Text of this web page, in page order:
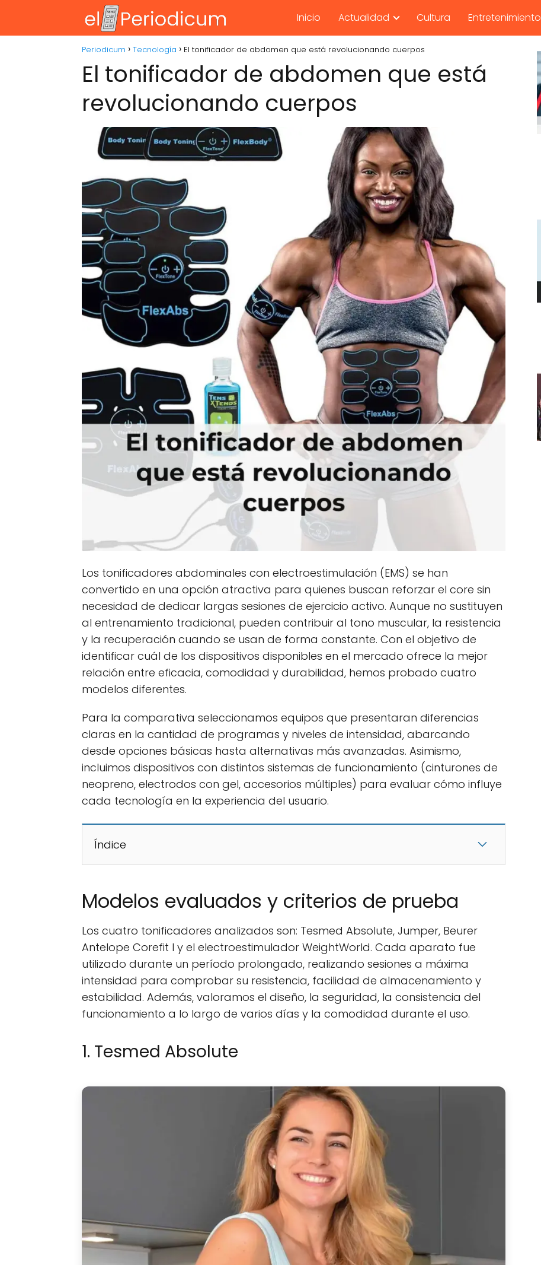
Inicio Actualidad Cultura Entretenimiento
Periodicum Tecnología El tonificador de abdomen que está revolucionando cuerpos
El tonificador de abdomen que está
revolucionando cuerpos
Los tonificadores abdominales con electroestimulación (EMS) se han
convertido en una opción atractiva para quienes buscan reforzar el core sin
necesidad de dedicar largas sesiones de ejercicio activo. Aunque no sustituyen
al entrenamiento tradicional, pueden contribuir al tono muscular, la resistencia
y la recuperación cuando se usan de forma constante. Con el objetivo de
identificar cuál de los dispositivos disponibles en el mercado ofrece la mejor
relación entre eficacia, comodidad y durabilidad, hemos probado cuatro
modelos diferentes.
Para la comparativa seleccionamos equipos que presentaran diferencias
claras en la cantidad de programas y niveles de intensidad, abarcando
desde opciones básicas hasta alternativas más avanzadas. Asimismo,
incluimos dispositivos con distintos sistemas de funcionamiento (cinturones de
neopreno, electrodos con gel, accesorios múltiples) para evaluar cómo influye
cada tecnología en la experiencia del usuario.
Índice
Modelos evaluados y criterios de prueba
Los cuatro tonificadores analizados son: Tesmed Absolute, Jumper, Beurer
Antelope Corefit I y el electroestimulador WeightWorld. Cada aparato fue
utilizado durante un período prolongado, realizando sesiones a máxima
intensidad para comprobar su resistencia, facilidad de almacenamiento y
estabilidad. Además, valoramos el diseño, la seguridad, la consistencia del
funcionamiento a lo largo de varios días y la comodidad durante el uso.
1. Tesmed Absolute